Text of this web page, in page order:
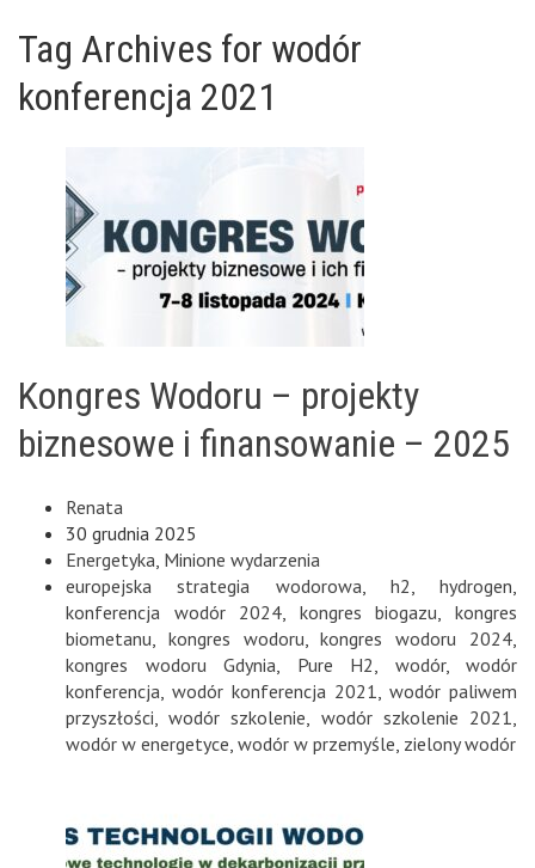
Tag Archives for wodór
konferencja 2021
Kongres Wodoru – projekty
biznesowe i finansowanie – 2025
Renata
30 grudnia 2025
Energetyka Minione wydarzenia
europejska strategia wodorowa
h2 hydrogen
konferencja wodór 2024
kongres biogazu ,kongres
biometanu
kongres wodoru ,kongres wodoru 2024
kongres wodoru Gdynia
Pure H2 wodór, wodór
konferencja wodór konferencja 2021 wodór paliwem
przyszłości ,wodór szkolenie wodór szkolenie 2021
wodór w energetyce wodór w przemyśle zielony wodór